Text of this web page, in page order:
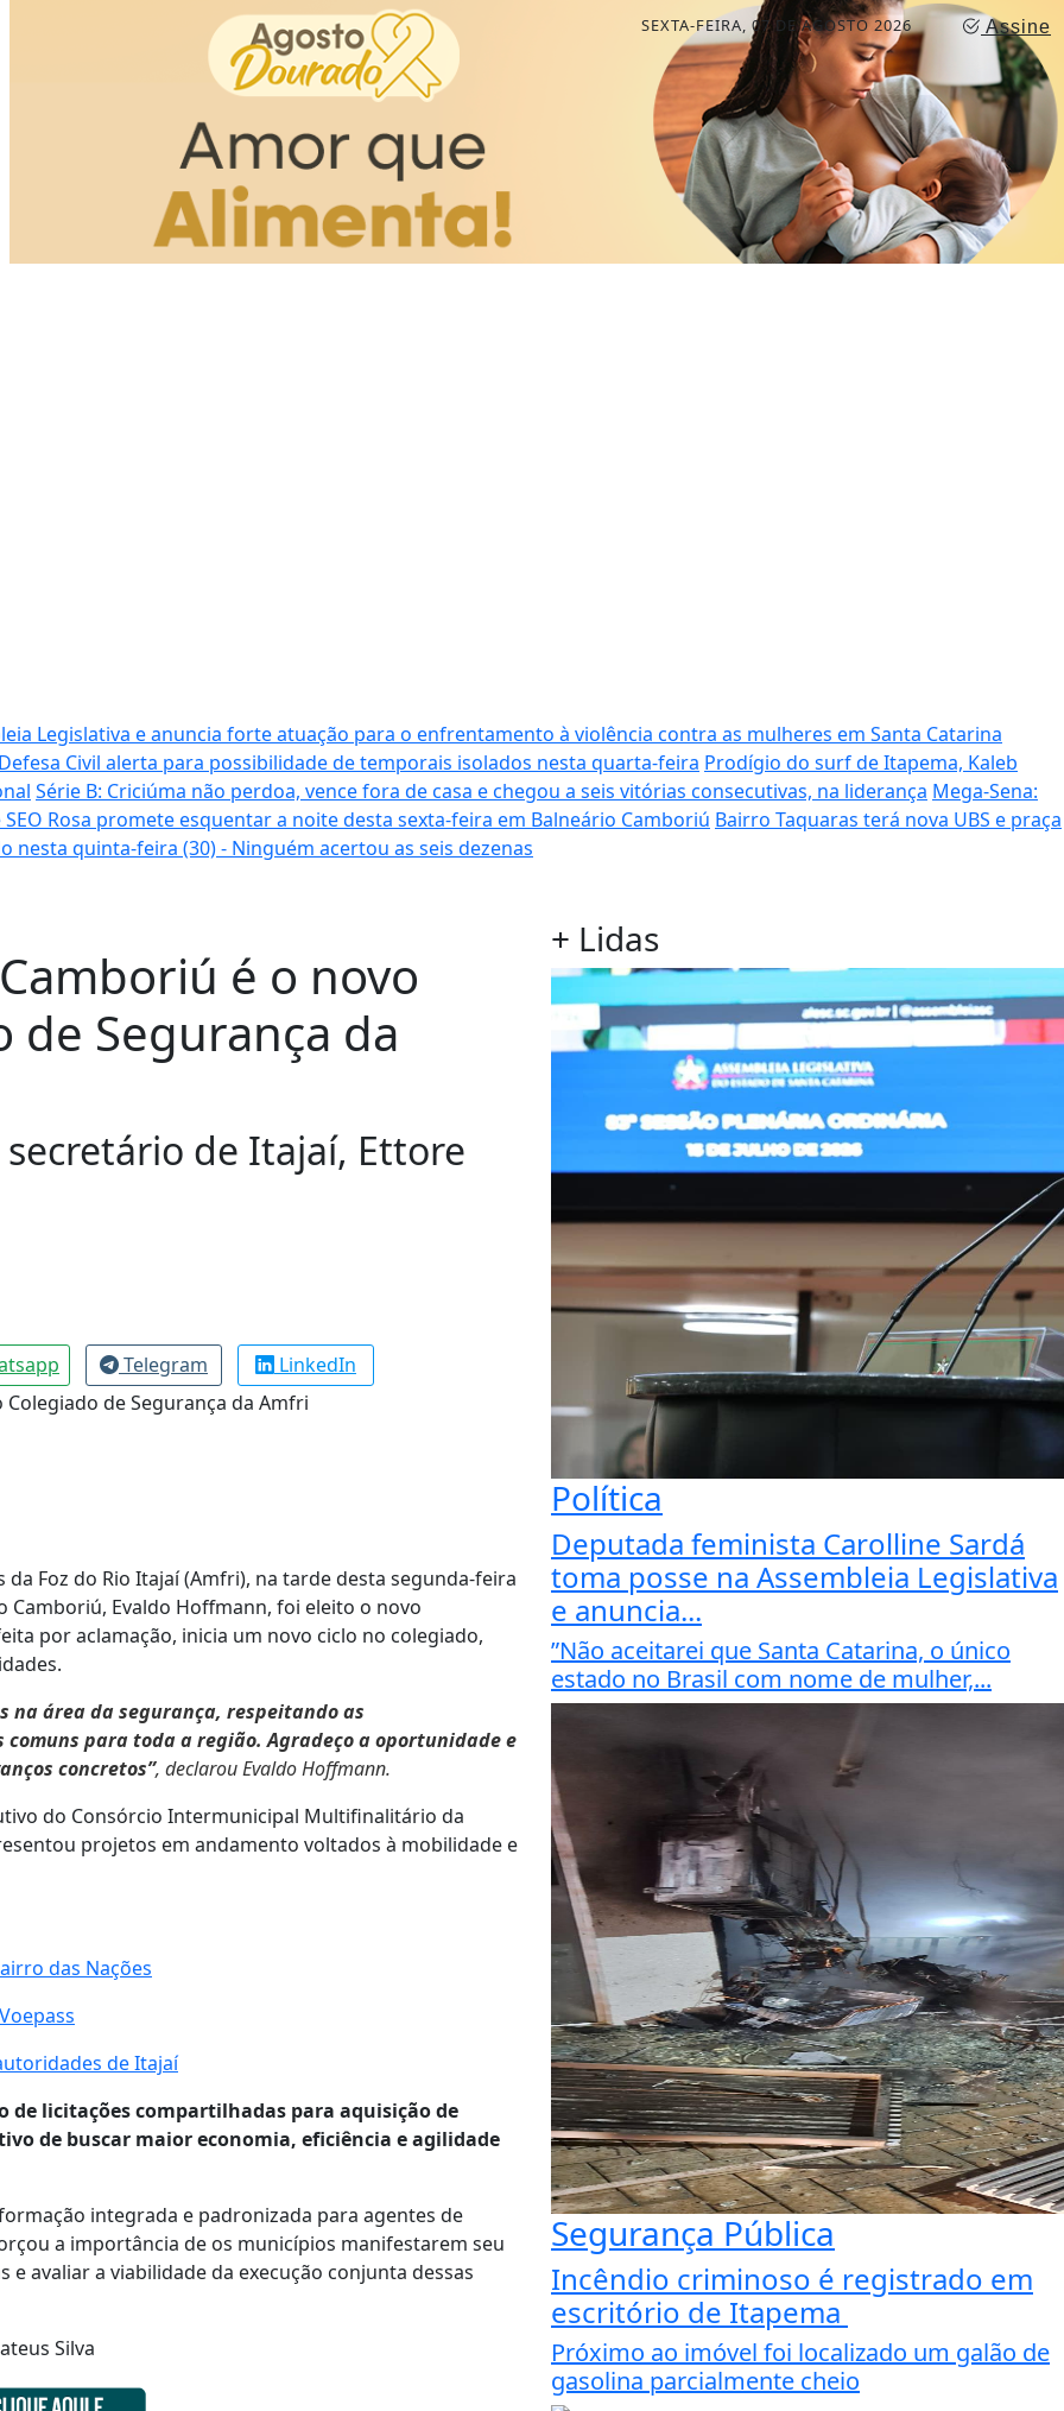
Assine
SEXTA-FEIRA, 07 DE AGOSTO 2026
Legislativa e anuncia forte atuação para o enfrentamento à violência contra as mulheres em Santa Catarina
Defesa Civil alerta para possibilidade de temporais isolados nesta quarta-feira Prodígio do surf de Itapema, Kaleb
Série B: Criciúma não perdoa, vence fora de casa e chegou a seis vitórias consecutivas, na liderança Mega-Sena:
SEO Rosa promete esquentar a noite desta sexta-feira em Balneário Camboriú Bairro Taquaras terá nova UBS e praça
nesta quinta-feira (30) - Ninguém acertou as seis dezenas
é o novo
Segurança da
de Itajaí, Ettore
Telegram LinkedIn
Foz do Rio Itajaí (Amfri), na tarde desta segunda-feira
Camboriú, Evaldo Hoffmann, foi eleito o novo
por aclamação, inicia um novo ciclo no colegiado,
na área da segurança, respeitando as
para toda a região. Agradeço a oportunidade e
concretos”, declarou Evaldo Hoffmann.
do Consórcio Intermunicipal Multifinalitário da
projetos em andamento voltados à mobilidade e
das Nações
de Itajaí
de licitações compartilhadas para aquisição de
de buscar maior economia, eficiência e agilidade
integrada e padronizada para agentes de
a importância de os municípios manifestarem seu
avaliar a viabilidade da execução conjunta dessas
Silva
+ Lidas
Política
Deputada feminista Carolline Sardá
toma posse na Assembleia Legislativa
e anuncia...
”Não aceitarei que Santa Catarina, o único
estado no Brasil com nome de mulher,...
Segurança Pública
Incêndio criminoso é registrado em
escritório de Itapema
Próximo ao imóvel foi localizado um galão de
gasolina parcialmente cheio